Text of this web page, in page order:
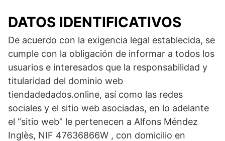
DATOS IDENTIFICATIVOS
De acuerdo con la exigencia legal establecida, se
cumple con la obligación de informar a todos los
usuarios e interesados que la responsabilidad y
titularidad del dominio web
tiendadedados.online, así como las redes
sociales y el sitio web asociadas, en lo adelante
el “sitio web” le pertenecen a Alfons Méndez
Inglès, NIF 47636866W , con domicilio en